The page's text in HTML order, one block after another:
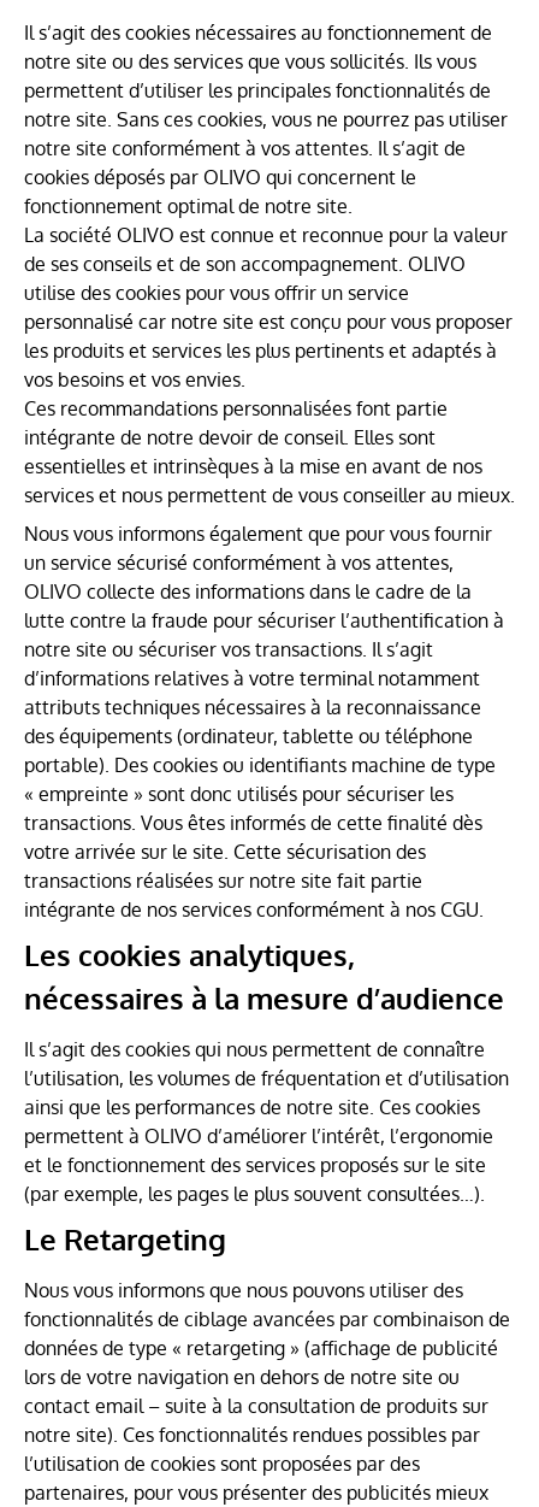
Il s’agit des cookies nécessaires au fonctionnement de
notre site ou des services que vous sollicités. Ils vous
permettent d’utiliser les principales fonctionnalités de
notre site. Sans ces cookies, vous ne pourrez pas utiliser
notre site conformément à vos attentes. Il s’agit de
cookies déposés par OLIVO qui concernent le
fonctionnement optimal de notre site.
La société OLIVO est connue et reconnue pour la valeur
de ses conseils et de son accompagnement. OLIVO
utilise des cookies pour vous offrir un service
personnalisé car notre site est conçu pour vous proposer
les produits et services les plus pertinents et adaptés à
vos besoins et vos envies.
Ces recommandations personnalisées font partie
intégrante de notre devoir de conseil. Elles sont
essentielles et intrinsèques à la mise en avant de nos
services et nous permettent de vous conseiller au mieux.
Nous vous informons également que pour vous fournir
un service sécurisé conformément à vos attentes,
OLIVO collecte des informations dans le cadre de la
lutte contre la fraude pour sécuriser l’authentification à
notre site ou sécuriser vos transactions. Il s’agit
d’informations relatives à votre terminal notamment
attributs techniques nécessaires à la reconnaissance
des équipements (ordinateur, tablette ou téléphone
portable). Des cookies ou identifiants machine de type
« empreinte » sont donc utilisés pour sécuriser les
transactions. Vous êtes informés de cette finalité dès
votre arrivée sur le site. Cette sécurisation des
transactions réalisées sur notre site fait partie
intégrante de nos services conformément à nos CGU.
Les cookies analytiques,
nécessaires à la mesure d’audience
Il s’agit des cookies qui nous permettent de connaître
l’utilisation, les volumes de fréquentation et d’utilisation
ainsi que les performances de notre site. Ces cookies
permettent à OLIVO d’améliorer l’intérêt, l’ergonomie
et le fonctionnement des services proposés sur le site
(par exemple, les pages le plus souvent consultées…).
Le Retargeting
Nous vous informons que nous pouvons utiliser des
fonctionnalités de ciblage avancées par combinaison de
données de type « retargeting » (affichage de publicité
lors de votre navigation en dehors de notre site ou
contact email – suite à la consultation de produits sur
notre site). Ces fonctionnalités rendues possibles par
l’utilisation de cookies sont proposées par des
partenaires, pour vous présenter des publicités mieux